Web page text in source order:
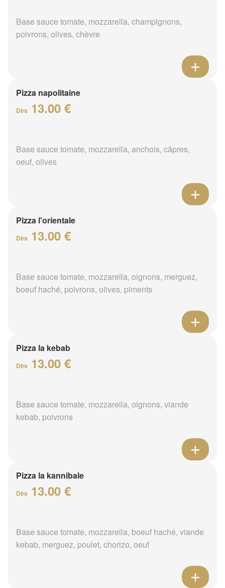
Base sauce tomate, mozzarella, champignons,
poivrons, olives, chèvre
Pizza napolitaine
Dès 13.00 €
Base sauce tomate, mozzarella, anchois, câpres,
oeuf, olives
Pizza l'orientale
Dès 13.00 €
Base sauce tomate, mozzarella, oignons, merguez,
boeuf haché, poivrons, olives, piments
Pizza la kebab
Dès 13.00 €
Base sauce tomate, mozzarella, oignons, viande
kebab, poivrons
Pizza la kannibale
Dès 13.00 €
Base sauce tomate, mozzarella, boeuf haché, viande
kebab, merguez, poulet, chorizo, oeuf